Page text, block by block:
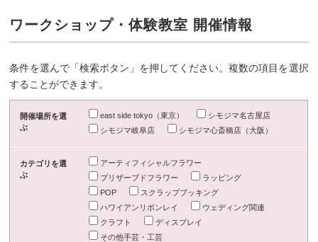
ワークショップ・体験教室 開催情報
条件を選んで「検索ボタン」を押してください。複数の項目を選択
することができます。
開催場所を選
ぶ
east side tokyo（東京）
シモジマ名古屋店
シモジマ岐阜店
シモジマ心斎橋店（大阪）
カテゴリを選
ぶ
アーティフィシャルフラワー
プリザーブドフラワー
ラッピング
POP
スクラップブッキング
ハワイアンリボンレイ
ウェディング関連
クラフト
ディスプレイ
その他手芸・工芸